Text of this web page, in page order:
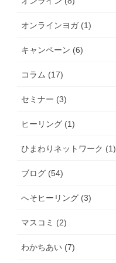
オンラインヨガ (1)
キャンペーン (6)
コラム (17)
セミナー (3)
ヒーリング (1)
ひまわりネットワーク (1)
ブログ (54)
へそヒーリング (3)
マスコミ (2)
わかちあい (7)